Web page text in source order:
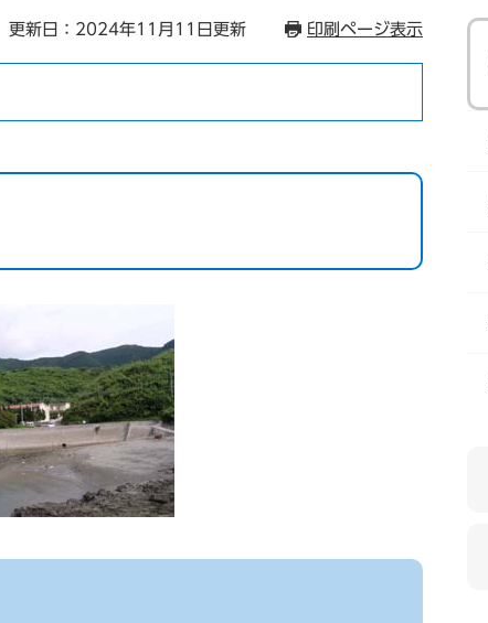
更新日：2024年11月11日更新 印刷ページ表示